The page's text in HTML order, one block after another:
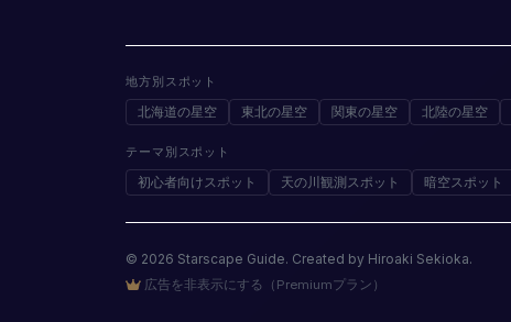
地方別スポット
北海道の星空 東北の星空 関東の星空 北陸の星空
テーマ別スポット
初心者向けスポット 天の川観測スポット 暗空スポット
© 2026 Starscape Guide. Created by Hiroaki Sekioka.
広告を非表示にする（Premiumプラン）